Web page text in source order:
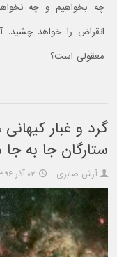
چه بخواهیم و چه
انقراض را خواهد چشید.
معقولی است؟
گرد و غبار
ستارگان جا به
آرش صابری ۰۲ آذر ۱۳۹۶ ساعت ۲۰:۴۰